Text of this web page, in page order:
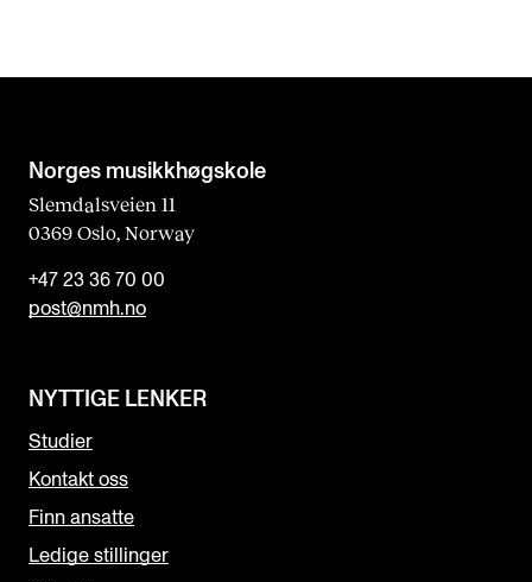
Norges musikk­høgskole
Slemdalsveien 11
0369 Oslo, Norway
+47 23 36 70 00
post@nmh.no
NYTTIGE LENKER
Studier
Kontakt oss
Finn ansatte
Ledige stillinger